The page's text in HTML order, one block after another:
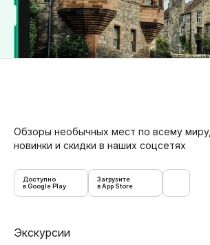
Обзоры необычных мест по всему миру,
новинки и скидки в наших соцсетях
Доступно
в Google Play
Загрузите
в App Store
Экскурсии